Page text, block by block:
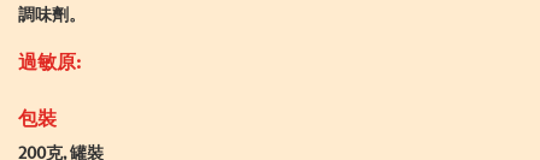
調味劑。
過敏原:
包裝
200克, 罐裝